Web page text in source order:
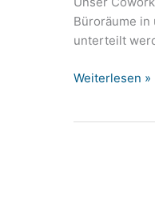
Büroräume
unterteilt
Wir
Weiterlesen »